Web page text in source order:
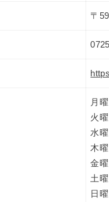
〒
月
火
水
木
金
土
日